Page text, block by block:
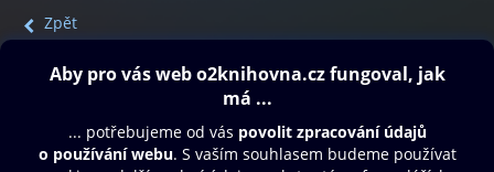
Zpět
Obsah ke stažení